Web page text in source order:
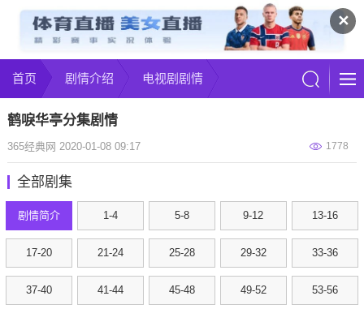
✕
首页 剧情介绍 电视剧剧情
鹤唳华亭分集剧情
1778
365经典网 2020-01-08 09:17
全部剧集
剧情简介 1-4 5-8 9-12 13-16
17-20 21-24 25-28 29-32 33-36
37-40 41-44 45-48 49-52 53-56